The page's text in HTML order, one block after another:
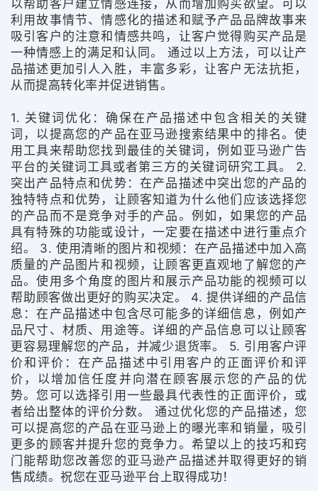
以帮助客户建立情感连接，从而增加购买欲望。可以
利用故事情节、情感化的描述和赋予产品品牌故事来
吸引客户的注意和情感共鸣，让客户觉得购买产品是
一种情感上的满足和认同。 通过以上方法，可以让产
品描述更加引人入胜，丰富多彩，让客户无法抗拒，
从而提高转化率并促进销售。
1. 关键词优化：确保在产品描述中包含相关的关键
词，以提高您的产品在亚马逊搜索结果中的排名。使
用工具来帮助您找到最佳的关键词，例如亚马逊广告
平台的关键词工具或者第三方的关键词研究工具。 2.
突出产品特点和优势：在产品描述中突出您的产品的
独特特点和优势，让顾客知道为什么他们应该选择您
的产品而不是竞争对手的产品。例如，如果您的产品
具有特殊的功能或设计，一定要在描述中进行重点介
绍。 3. 使用清晰的图片和视频：在产品描述中加入高
质量的产品图片和视频，让顾客更直观地了解您的产
品。使用多个角度的图片和展示产品功能的视频可以
帮助顾客做出更好的购买决定。 4. 提供详细的产品信
息：在产品描述中包含尽可能多的详细信息，例如产
品尺寸、材质、用途等。详细的产品信息可以让顾客
更容易理解您的产品，并减少退货率。 5. 引用客户评
价和评价：在产品描述中引用客户的正面评价和评
价，以增加信任度并向潜在顾客展示您的产品的优
势。您可以选择引用一些最具代表性的正面评价，或
者给出整体的评价分数。 通过优化您的产品描述，您
可以提高您的产品在亚马逊上的曝光率和销量，吸引
更多的顾客并提升您的竞争力。希望以上的技巧和窍
门能帮助您改善您的亚马逊产品描述并取得更好的销
售成绩。祝您在亚马逊平台上取得成功！